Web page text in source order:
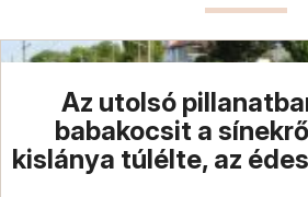
Az utolsó
babakocsit a
kislánya túlélte, az